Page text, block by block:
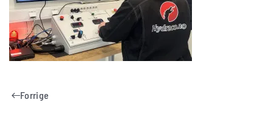
Forrige